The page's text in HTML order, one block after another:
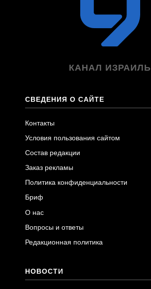
КАНАЛ ИЗРАИЛЬ
СВЕДЕНИЯ О САЙТЕ
Контакты
Условия пользования сайтом
Состав редакции
Заказ рекламы
Политика конфиденциальности
Бриф
О нас
Вопросы и ответы
Редакционная политика
НОВОСТИ